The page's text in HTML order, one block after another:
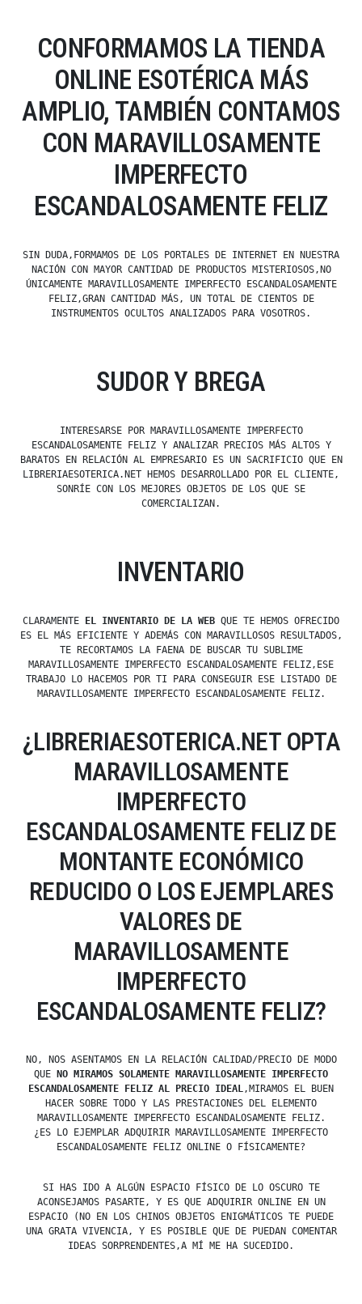
CONFORMAMOS LA TIENDA
ONLINE ESOTÉRICA MÁS
AMPLIO, TAMBIÉN CONTAMOS
CON MARAVILLOSAMENTE
IMPERFECTO
ESCANDALOSAMENTE FELIZ
SIN DUDA,FORMAMOS DE LOS PORTALES DE INTERNET EN NUESTRA
NACIÓN CON MAYOR CANTIDAD DE PRODUCTOS MISTERIOSOS,NO
ÚNICAMENTE MARAVILLOSAMENTE IMPERFECTO ESCANDALOSAMENTE
FELIZ,GRAN CANTIDAD MÁS, UN TOTAL DE CIENTOS DE
INSTRUMENTOS OCULTOS ANALIZADOS PARA VOSOTROS.
SUDOR Y BREGA
INTERESARSE POR MARAVILLOSAMENTE IMPERFECTO
ESCANDALOSAMENTE FELIZ Y ANALIZAR PRECIOS MÁS ALTOS Y
BARATOS EN RELACIÓN AL EMPRESARIO ES UN SACRIFICIO QUE EN
LIBRERIAESOTERICA.NET HEMOS DESARROLLADO POR EL CLIENTE,
SONRÍE CON LOS MEJORES OBJETOS DE LOS QUE SE
COMERCIALIZAN.
INVENTARIO
CLARAMENTE EL INVENTARIO DE LA WEB QUE TE HEMOS OFRECIDO
ES EL MÁS EFICIENTE Y ADEMÁS CON MARAVILLOSOS RESULTADOS,
TE RECORTAMOS LA FAENA DE BUSCAR TU SUBLIME
MARAVILLOSAMENTE IMPERFECTO ESCANDALOSAMENTE FELIZ,ESE
TRABAJO LO HACEMOS POR TI PARA CONSEGUIR ESE LISTADO DE
MARAVILLOSAMENTE IMPERFECTO ESCANDALOSAMENTE FELIZ.
¿LIBRERIAESOTERICA.NET OPTA
MARAVILLOSAMENTE
IMPERFECTO
ESCANDALOSAMENTE FELIZ DE
MONTANTE ECONÓMICO
REDUCIDO O LOS EJEMPLARES
VALORES DE
MARAVILLOSAMENTE
IMPERFECTO
ESCANDALOSAMENTE FELIZ?
NO, NOS ASENTAMOS EN LA RELACIÓN CALIDAD/PRECIO DE MODO
QUE
NO MIRAMOS SOLAMENTE MARAVILLOSAMENTE IMPERFECTO
ESCANDALOSAMENTE FELIZ AL PRECIO IDEAL,MIRAMOS EL BUEN
HACER SOBRE TODO Y LAS PRESTACIONES DEL ELEMENTO
MARAVILLOSAMENTE IMPERFECTO ESCANDALOSAMENTE FELIZ.
¿ES LO EJEMPLAR ADQUIRIR MARAVILLOSAMENTE IMPERFECTO
ESCANDALOSAMENTE FELIZ ONLINE O FÍSICAMENTE?
SI HAS IDO A ALGÚN ESPACIO FÍSICO DE LO OSCURO TE
ACONSEJAMOS PASARTE, Y ES QUE ADQUIRIR ONLINE EN UN
ESPACIO (NO EN LOS CHINOS OBJETOS ENIGMÁTICOS TE PUEDE
UNA GRATA VIVENCIA, Y ES POSIBLE QUE DE PUEDAN COMENTAR
IDEAS SORPRENDENTES,A MÍ ME HA SUCEDIDO.